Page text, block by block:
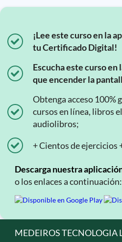
¡Lee este curso en la
tu Certificado Digital!
Escucha este curso
que encender la
Obtenga acceso 100%
cursos en línea, libros
audiolibros;
+ Cientos de ejercicios
Descarga nuestra
o los enlaces a
MEDEIROS TECNOLOGIA